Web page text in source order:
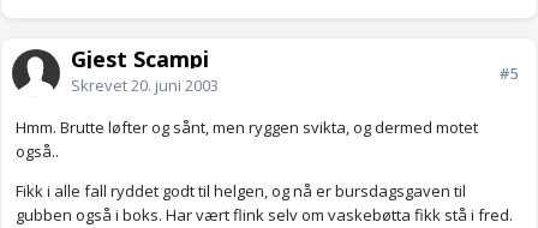
Gjest Scampi
Skrevet20. juni 2003
#5
Hmm. Brutte løfter og sånt, men ryggen svikta, og dermed motet
også..
Fikk i alle fall ryddet godt til helgen, og nå er bursdagsgaven til
gubben også i boks. Har vært flink selv om vaskebøtta fikk stå i fred.